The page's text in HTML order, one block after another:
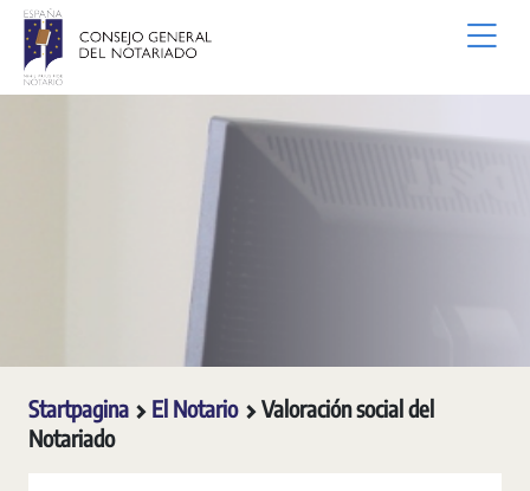
Overslaan en naar hoofdinhoud gaan
Startpagina El Notario
Valoración social del
Notariado